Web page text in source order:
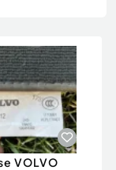
VOLVO